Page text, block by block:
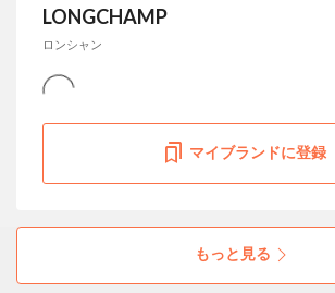
LONGCHAMP
ロンシャン
マイブランドに登録
もっと見る